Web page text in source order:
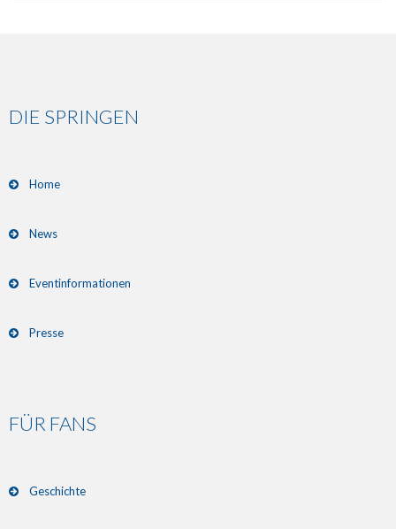
DIE SPRINGEN
Home
News
Eventinformationen
Presse
FÜR FANS
Geschichte